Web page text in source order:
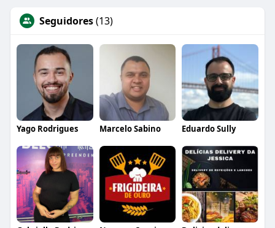
Seguidores(13)
Yago Rodrigues Marcelo Sabino Eduardo Sully